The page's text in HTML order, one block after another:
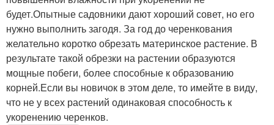
будет.Опытные садовники дают хороший совет, но его
нужно выполнить загодя. За год до черенкования
желательно коротко обрезать материнское растение. В
результате такой обрезки на растении образуются
мощные побеги, более способные к образованию
корней.Если вы новичок в этом деле, то имейте в виду,
что не у всех растений одинаковая способность к
укоренению черенков.